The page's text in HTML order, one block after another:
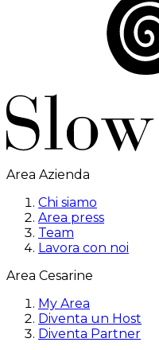
Area Azienda
Chi siamo
Area press
Team
Lavora con noi
Area Cesarine
My Area
Diventa un Host
Diventa Partner